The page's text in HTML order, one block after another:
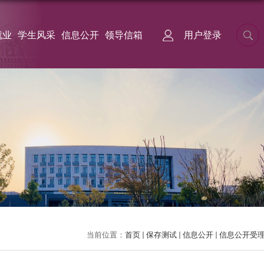
业 学生风采 信息公开 领导信箱 用户登录
当前位置： 首页 保存测试 信息公开 信息公开受